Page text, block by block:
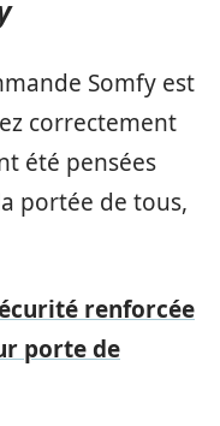
Somfy est
correctement
été pensées
portée de tous,
renforcée
porte de